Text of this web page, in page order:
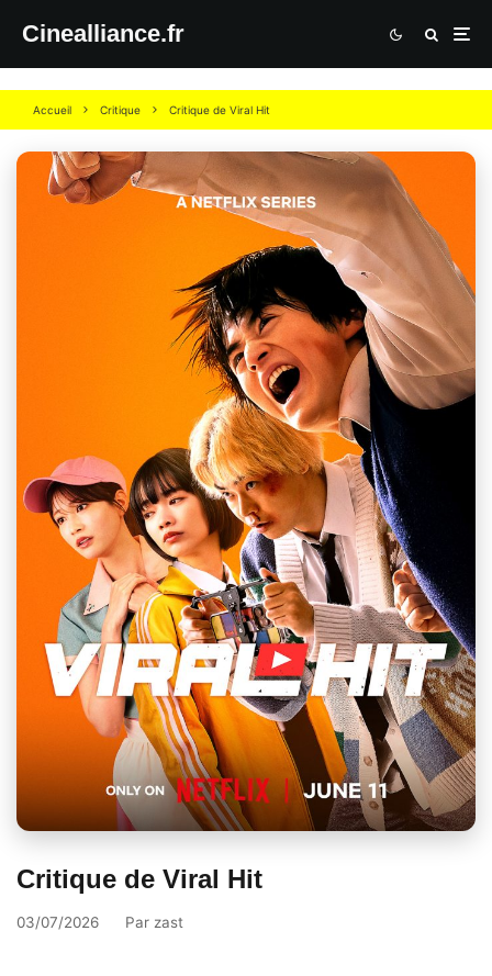
Cinealliance.fr
Accueil Critique Critique de Viral Hit
Critique de Viral Hit
03/07/2026 Par zast